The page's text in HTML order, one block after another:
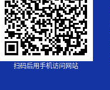
扫码后用手机访问网站